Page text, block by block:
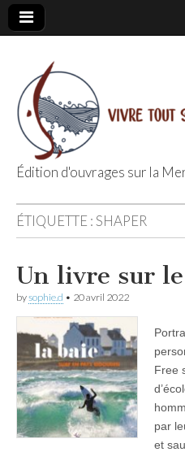
Tout
Édition d'ouvrages sur la
ÉTIQUETTE :SHAPER
Un livre sur
bysophie.d • 20 avril 2022
Free
par
et